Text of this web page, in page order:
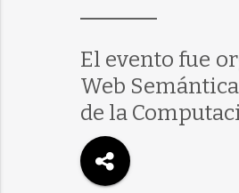
El evento fue
Web
de la